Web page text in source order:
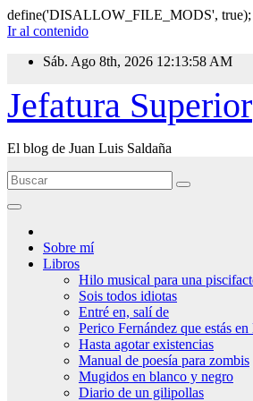
define('DISALLOW_FILE_MODS', true);
Ir al contenido
Sáb. Ago 8th, 2026 12:13:58 AM
Jefatura Superior
El blog de Juan Luis Saldaña
Sobre mí
Libros
Hilo musical para una
Sois todos idiotas
Entré en, salí de
Perico Fernández que estás
Hasta agotar existencias
Manual de poesía para zombis
Mugidos en blanco y negro
Diario de un gilipollas